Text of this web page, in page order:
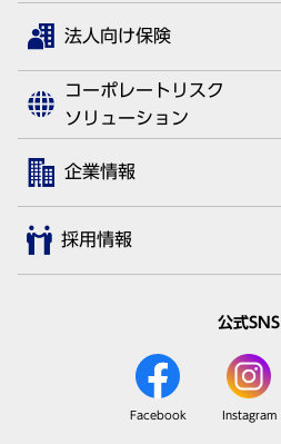
法人向け保険
コーポレートリスク
ソリューション
企業情報
採用情報
公式SNS
Facebook Instagram